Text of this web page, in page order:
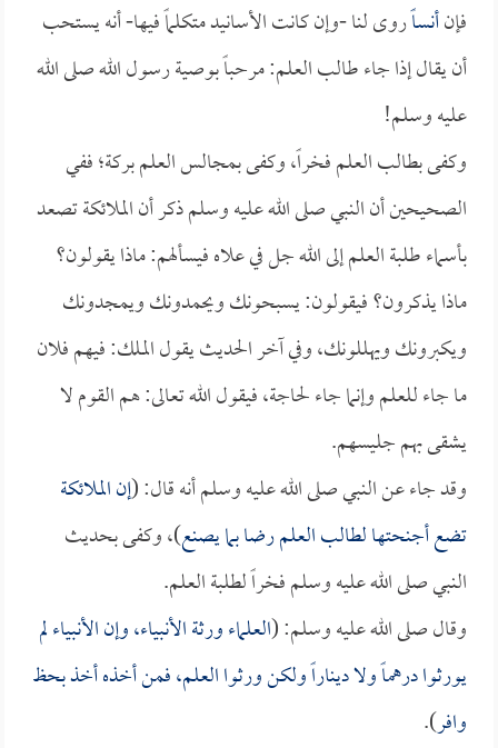
فإنأنساًروى لنا -وإن كانت الأسانيد متكلماً فيها- أنه يستحب
أن يقال إذا جاء طالب العلم: مرحباً بوصية رسول الله صلى الله
عليه وسلم!
وكفى بطالب العلم فخراً، وكفى بمجالس العلم بركة؛ ففي
الصحيحين أن النبي صلى الله عليه وسلم ذكر أن الملائكة تصعد
بأسماء طلبة العلم إلى الله جل في علاه فيسألهم: ماذا يقولون؟
ماذا يذكرون؟ فيقولون: يسبحونك ويحمدونك ويمجدونك
ويكبرونك ويهللونك، وفي آخر الحديث يقول الملك: فيهم فلان
ما جاء للعلم وإنما جاء لحاجة، فيقول الله تعالى: هم القوم لا
يشقى بهم جليسهم.
وقد جاء عن النبي صلى الله عليه وسلم أنه قال: (إن الملائكة
تضع أجنحتها لطالب العلم رضا بما يصنع)، وكفى بحديث
النبي صلى الله عليه وسلم فخراً لطلبة العلم.
وقال صلى الله عليه وسلم: (العلماء ورثة الأنبياء، وإن الأنبياء لم
يورثوا درهماً ولا ديناراً ولكن ورثوا العلم، فمن أخذه أخذ بحظ
وافر).